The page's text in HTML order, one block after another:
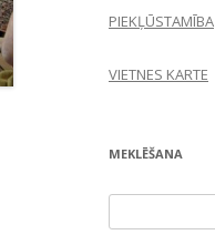
PIEKĻŪSTAMĪBA
VIETNES KARTE
MEKLĒŠANA
for: